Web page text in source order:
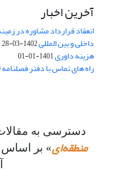
آخرین اخبار
انعقاد قرارداد مشاوره در
داخلی و بین المللی1402-03-28
هزینه داوری1401-01-01
راه های تماس با دفتر فصلنامه
دسترسی به
منطقه‌ای» بر